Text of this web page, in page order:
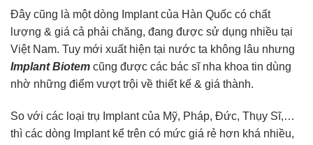
Đây cũng là một dòng Implant của Hàn Quốc có chất
lượng & giá cả phải chăng, đang được sử dụng nhiều tại
Việt Nam. Tuy mới xuất hiện tại nước ta không lâu nhưng
Implant Biotem cũng được các bác sĩ nha khoa tin dùng
nhờ những điểm vượt trội về thiết kế & giá thành.
So với các loại trụ Implant của Mỹ, Pháp, Đức, Thụy Sĩ,…
thì các dòng Implant kể trên có mức giá rẻ hơn khá nhiều,